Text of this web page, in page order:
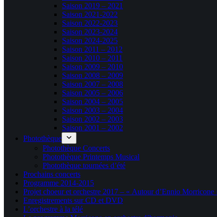
Saison 2019 – 2021
Saison 2021-2022
Saison 2022-2023
Saison 2023-2024
Saison 2024-2025
Saison 2011 – 2012
Saison 2010 – 2011
Saison 2009 – 2010
Saison 2008 – 2009
Saison 2007 – 2008
Saison 2005 – 2006
Saison 2004 – 2005
Saison 2003 – 2004
Saison 2002 – 2003
Saison 2001 – 2002
Photothèque
Photothèque Concerts
Photothèque Printemps Musical
Photothèque tournées d’été
Prochains concerts
Programme 2014-2015
Projet choeur et orchestre 2017 – « Autour d’Ennio Morricone
Enregistrements sur CD et DVD
L’orchestre à la télé